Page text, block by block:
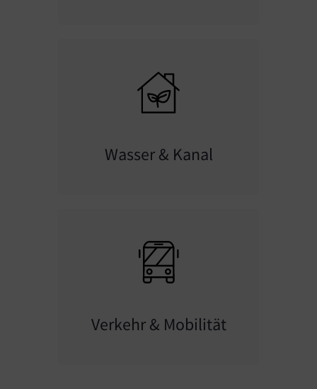
Wasser & Kanal
Verkehr & Mobilität